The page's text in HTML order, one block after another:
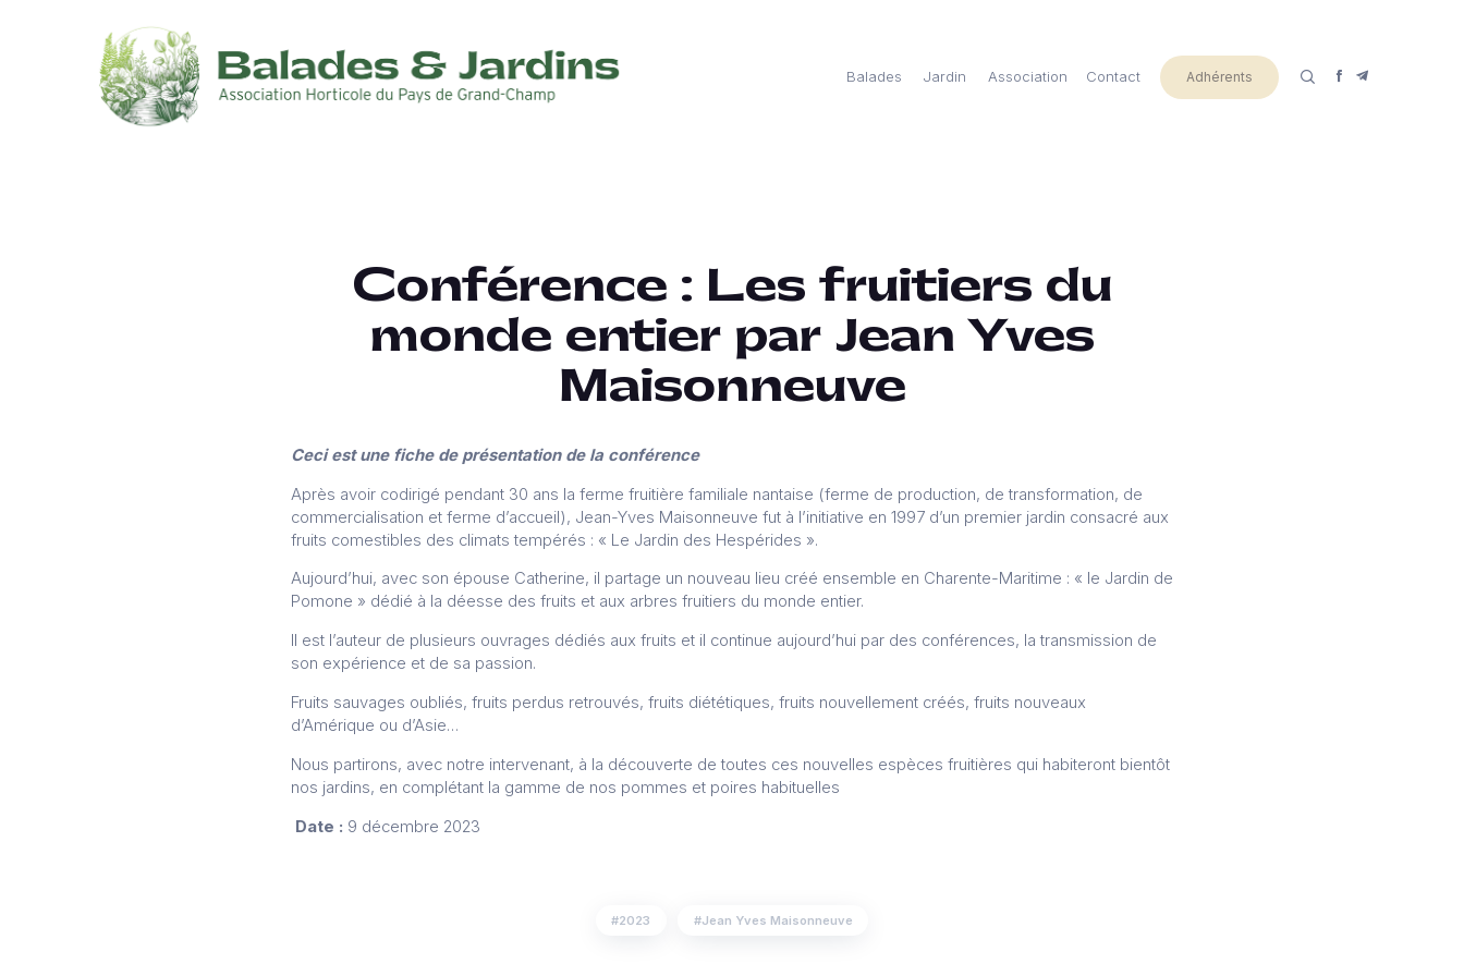
Balades Jardin Association Adhérents
Contact
Conférence : Les fruitiers du
monde entier par Jean Yves
Maisonneuve
Ceci est une fiche de présentation de la conférence
Après avoir codirigé pendant 30 ans la ferme fruitière familiale nantaise (ferme de production, de transformation, de
commercialisation et ferme d’accueil), Jean-Yves Maisonneuve fut à l’initiative en 1997 d’un premier jardin consacré aux
fruits comestibles des climats tempérés : « Le Jardin des Hespérides ».
Aujourd’hui, avec son épouse Catherine, il partage un nouveau lieu créé ensemble en Charente-Maritime : « le Jardin de
Pomone » dédié à la déesse des fruits et aux arbres fruitiers du monde entier.
Il est l’auteur de plusieurs ouvrages dédiés aux fruits et il continue aujourd’hui par des conférences, la transmission de
son expérience et de sa passion.
Fruits sauvages oubliés, fruits perdus retrouvés, fruits diététiques, fruits nouvellement créés, fruits nouveaux
d’Amérique ou d’Asie…
Nous partirons, avec notre intervenant, à la découverte de toutes ces nouvelles espèces fruitières qui habiteront bientôt
nos jardins, en complétant la gamme de nos pommes et poires habituelles
Date : 9 décembre 2023
2023 Jean Yves Maisonneuve